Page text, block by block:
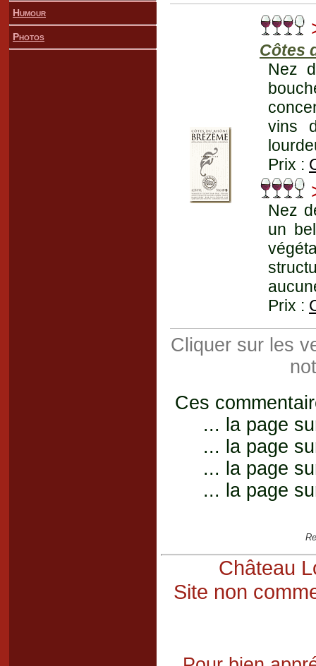
Humour
Photos
Côtes
Nez
vins
Prix :
Nez
un
Prix :
Cliquer sur les
Ces
... la page
... la page
... la page
... la page
Château
Site non